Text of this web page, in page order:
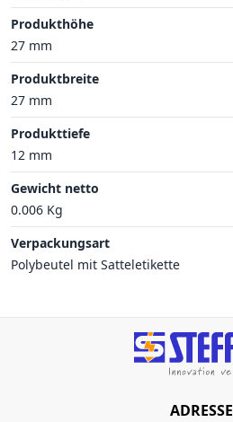
Produkthöhe
27 mm
Produktbreite
27 mm
Produkttiefe
12 mm
Gewicht netto
0.006 Kg
Verpackungsart
Polybeutel mit Satteletikette
ADRESSE